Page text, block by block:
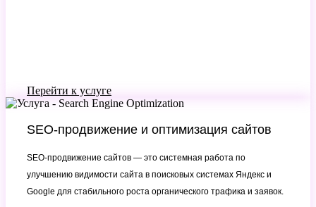
Перейти к услуге
SEO-продвижение и оптимизация сайтов
SEO-продвижение сайтов — это системная работа по
улучшению видимости сайта в поисковых системах Яндекс и
Google для стабильного роста органического трафика и заявок.